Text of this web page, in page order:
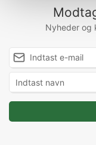
Nyheder og